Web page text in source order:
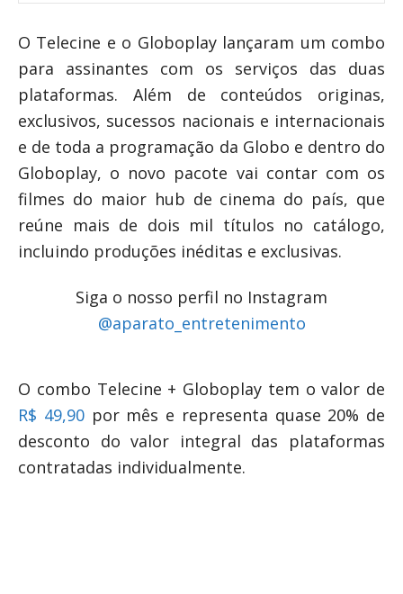
O Telecine e o Globoplay lançaram um combo
para assinantes com os serviços das duas
plataformas. Além de conteúdos originas,
exclusivos, sucessos nacionais e internacionais
e de toda a programação da Globo e dentro do
Globoplay, o novo pacote vai contar com os
filmes do maior hub de cinema do país, que
reúne mais de dois mil títulos no catálogo,
incluindo produções inéditas e exclusivas.
Siga o nosso perfil no Instagram
@aparato_entretenimento
O combo Telecine + Globoplay tem o valor de
R$ 49,90por mês e representa quase 20% de
desconto do valor integral das plataformas
contratadas individualmente.